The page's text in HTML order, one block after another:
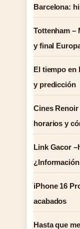
Barcelona:
Tottenham –
y final
El tiempo en
y predicción
Cines Renoir
horarios y
Link Gacor
iPhone 16
acabados
Hasta que